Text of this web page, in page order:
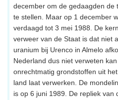
december om de gedaagden de
te stellen. Maar op 1 december
verdaagd tot 3 mei 1988. De
verweer van de Staat is dat niet
uranium bij Urenco in Almelo
Nederland dus niet verweten
onrechtmatig grondstoffen uit
land laat verwerken. De
is op 6 juni 1989. De repliek van